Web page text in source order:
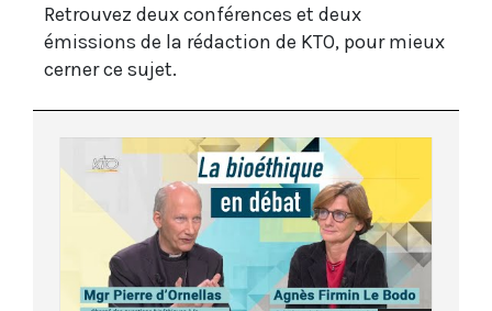
Retrouvez deux conférences et deux
émissions de la rédaction de KTO, pour mieux
cerner ce sujet.